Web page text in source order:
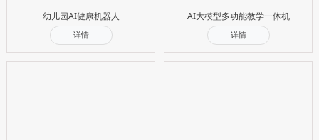
幼儿园AI健康机器人
详情
AI大模型多功能教学一体机
详情